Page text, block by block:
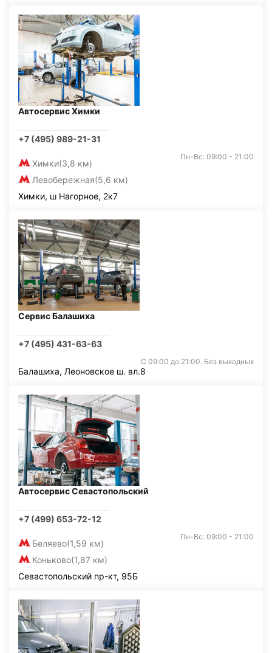
Автосервис Химки
+7 (495) 989-21-31
Химки(3,8 км)
Левобережная(5,6 км)
Пн-Вс: 09:00 - 21:00
Химки, ш Нагорное, 2к7
Сервис Балашиха
+7 (495) 431-63-63
С 09:00 до 21:00. Без выходных
Балашиха, Леоновское ш. вл.8
Автосервис Севастопольский
+7 (499) 653-72-12
Беляево(1,59 км)
Коньково(1,87 км)
Пн-Вс: 09:00 - 21:00
Севастопольский пр-кт, 95Б